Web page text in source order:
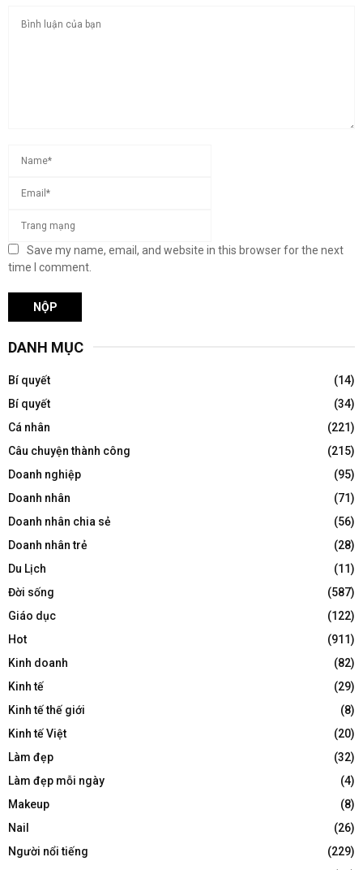
Save my name, email, and website in this browser for the next
time I comment.
DANH MỤC
Bí quyết
(14)
Bí quyết
(34)
Cá nhân
(221)
Câu chuyện thành công
(215)
Doanh nghiệp
(95)
Doanh nhân
(71)
Doanh nhân chia sẻ
(56)
Doanh nhân trẻ
(28)
Du Lịch
(11)
Đời sống
(587)
Giáo dục
(122)
Hot
(911)
Kinh doanh
(82)
Kinh tế
(29)
Kinh tế thế giới
(8)
Kinh tế Việt
(20)
Làm đẹp
(32)
Làm đẹp mỗi ngày
(4)
Makeup
(8)
Nail
(26)
Người nổi tiếng
(229)